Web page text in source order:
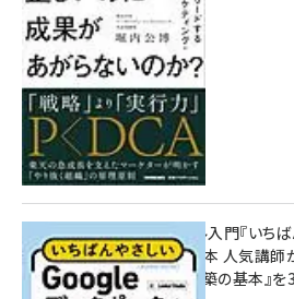
10:00
無料BIツール入門『いち
ポータルの教本 人気講師
シュボード構築の基本』